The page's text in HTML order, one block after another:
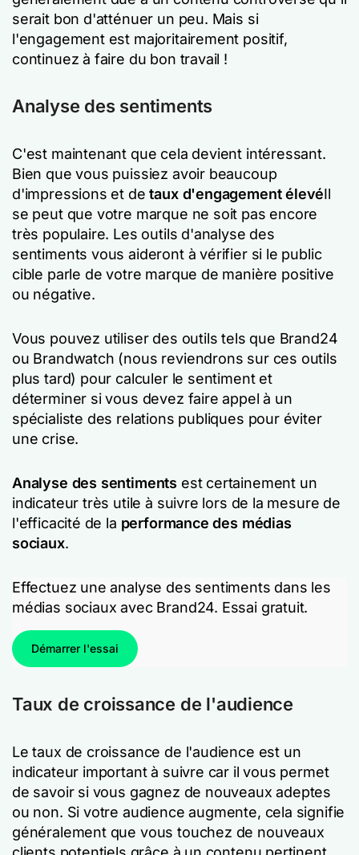
serait bon d'atténuer un peu. Mais si
l'engagement est majoritairement positif,
continuez à faire du bon travail !
Analyse des sentiments
C'est maintenant que cela devient intéressant.
Bien que vous puissiez avoir beaucoup
d'impressions et detaux d'engagement élevéIl
se peut que votre marque ne soit pas encore
très populaire. Les outils d'analyse des
sentiments vous aideront à vérifier si le public
cible parle de votre marque de manière positive
ou négative.
Vous pouvez utiliser des outils tels que Brand24
ou Brandwatch (nous reviendrons sur ces outils
plus tard) pour calculer le sentiment et
déterminer si vous devez faire appel à un
spécialiste des relations publiques pour éviter
une crise.
Analyse des sentiments est certainement un
indicateur très utile à suivre lors de la mesure de
l'efficacité de la performance des médias
sociaux.
Effectuez une analyse des sentiments dans les
médias sociaux avec Brand24. Essai gratuit.
Démarrer l'essai
Taux de croissance de l'audience
Le taux de croissance de l'audience est un
indicateur important à suivre car il vous permet
de savoir si vous gagnez de nouveaux adeptes
ou non. Si votre audience augmente, cela signifie
généralement que vous touchez de nouveaux